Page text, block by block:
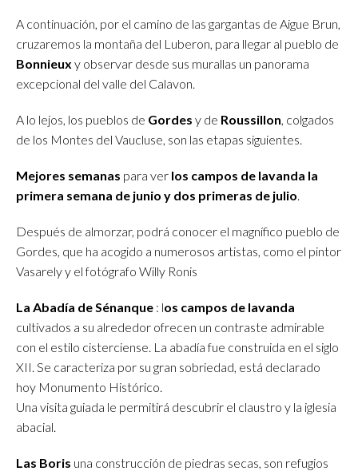
A continuación, por el camino de las gargantas de Aigue Brun,
cruzaremos la montaña del Luberon, para llegar al pueblo de
Bonnieux y observar desde sus murallas un panorama
excepcional del valle del Calavon.
A lo lejos, los pueblos de Gordes y de Roussillon , colgados
de los Montes del Vaucluse, son las etapas siguientes.
Mejores semanas para ver los campos de lavanda la
primera semana de junio y dos primeras de julio
Después de almorzar, podrá conocer el magnífico pueblo de
Gordes, que ha acogido a numerosos artistas, como el pintor
Vasarely y el fotógrafo Willy Ronis
La Abadía de Sénanque : los campos de lavanda
cultivados a su alrededor ofrecen un contraste admirable
con el estilo cisterciense. La abadía fue construida en el siglo
XII. Se caracteriza por su gran sobriedad, está declarado
hoy Monumento Histórico.
Una visita guiada le permitirá descubrir el claustro y la iglesia
abacial.
Las Boris una construcción de piedras secas, son refugios